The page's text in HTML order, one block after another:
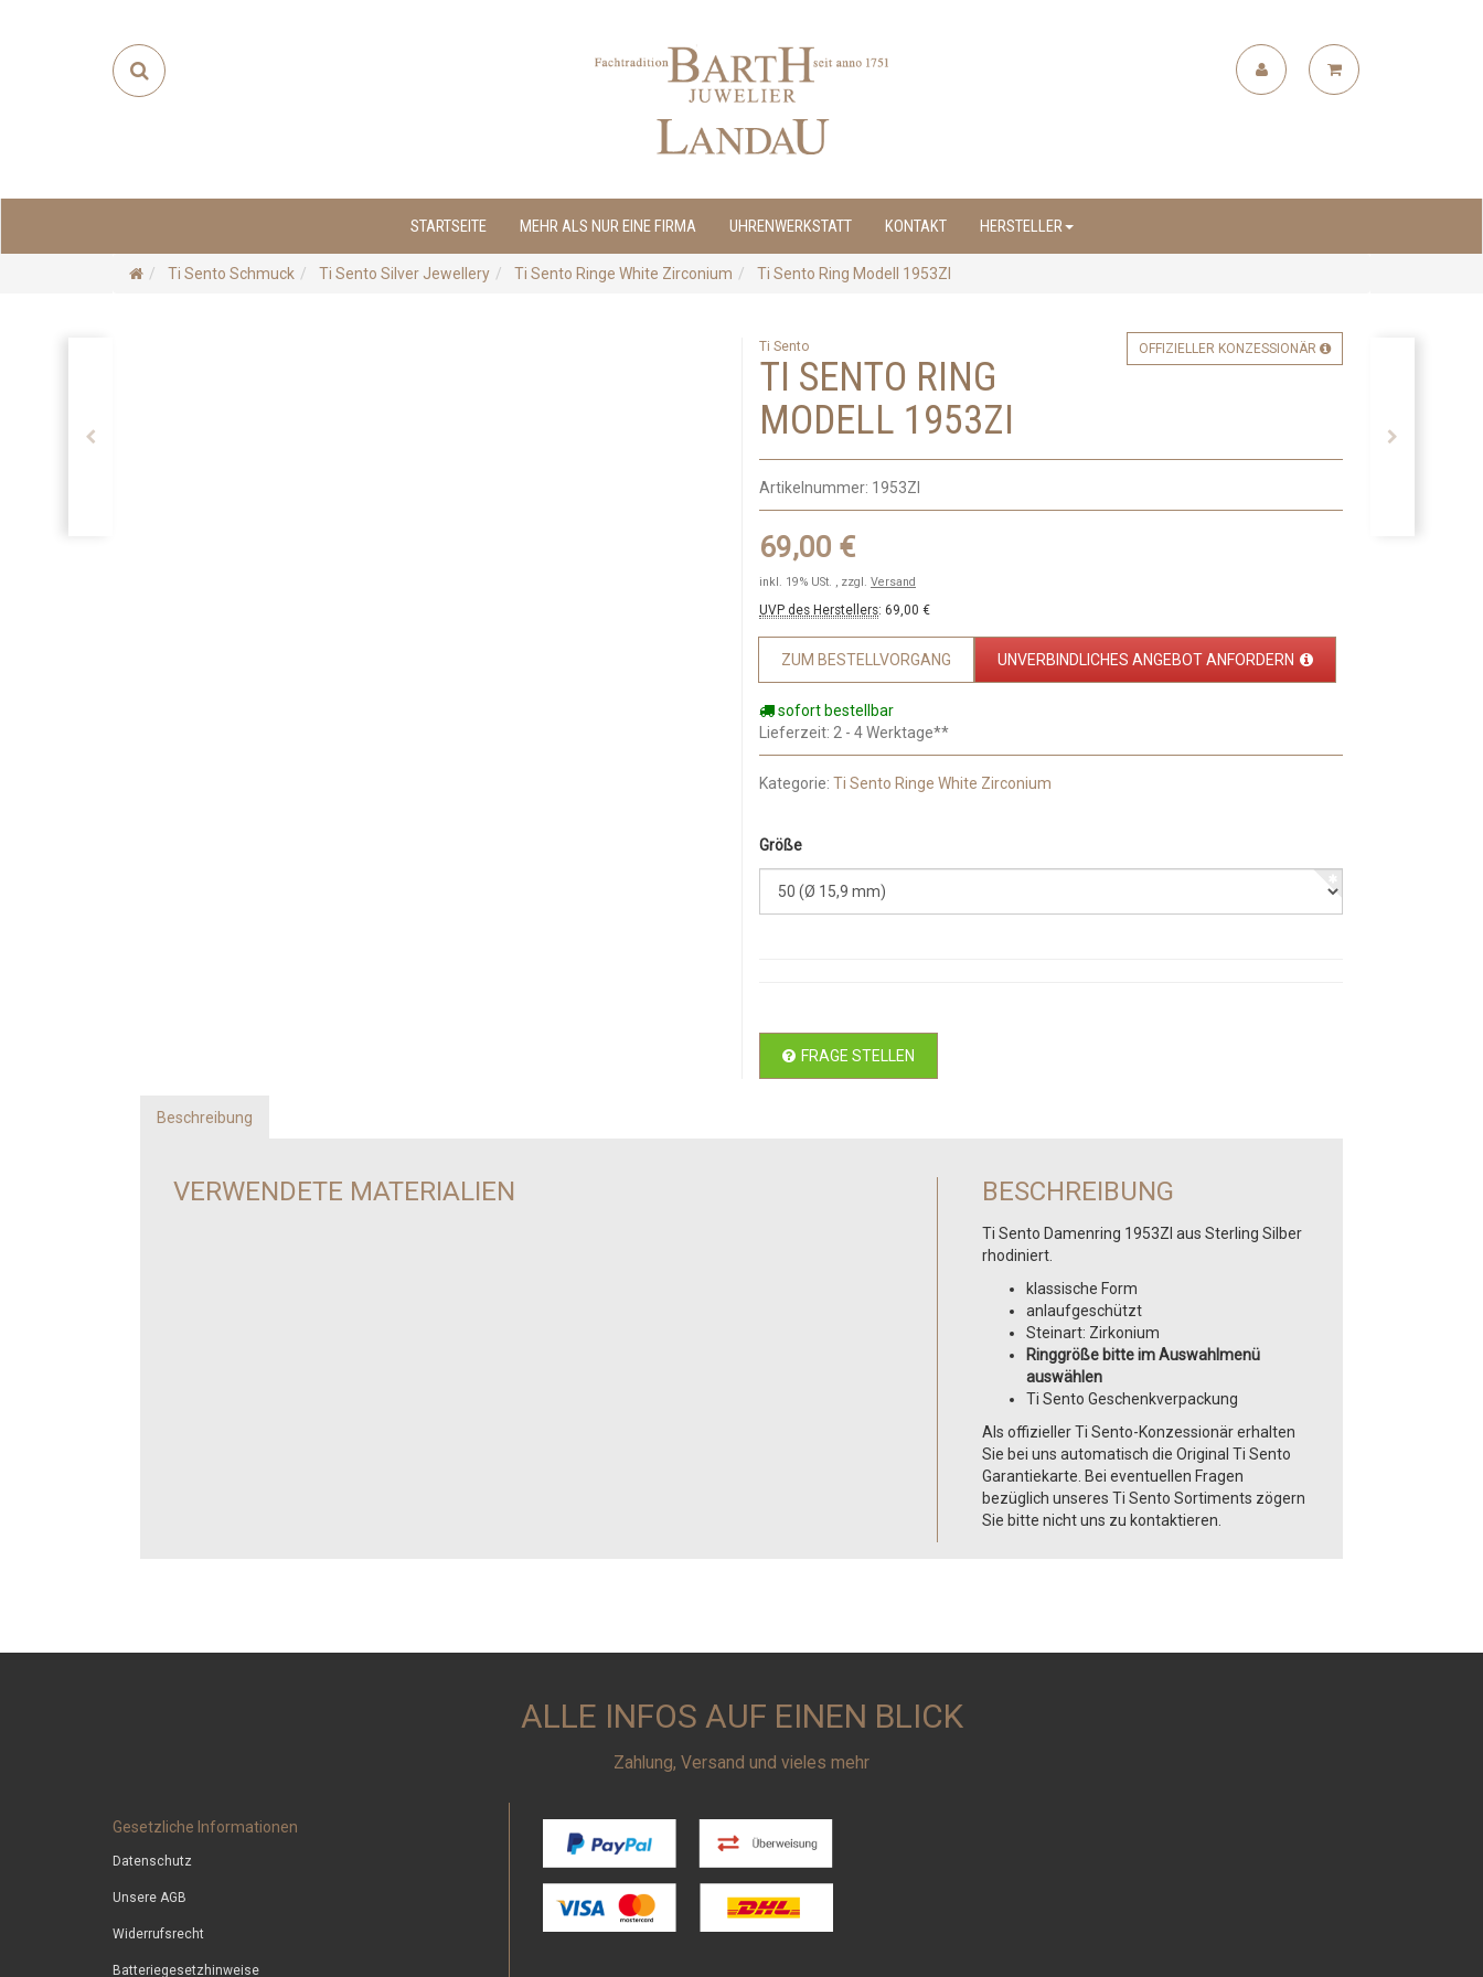
STARTSEITE MEHR ALS NUR EINE FIRMA UHRENWERKSTATT KONTAKT HERSTELLER
Ti Sento Schmuck Ti Sento Silver Jewellery Ti Sento Ringe White Zirconium Ti Sento Ring Modell 1953ZI
Ti Sento OFFIZIELLER KONZESSIONÄR
TI SENTO RING
MODELL 1953ZI
Artikelnummer: 1953ZI
69,00 €
inkl. 19% USt. , zzgl. Versand
UVP des Herstellers: 69,00 €
ZUM BESTELLVORGANG UNVERBINDLICHES ANGEBOT ANFORDERN
sofort bestellbar
Lieferzeit: 2 - 4 Werktage**
Kategorie: Ti Sento Ringe White Zirconium
Größe
FRAGE STELLEN
Beschreibung
VERWENDETE MATERIALIEN BESCHREIBUNG
Ti Sento Damenring 1953ZI aus Sterling Silber
rhodiniert.
klassische Form
anlaufgeschützt
Steinart: Zirkonium
Ringgröße bitte im Auswahlmenü
auswählen
Ti Sento Geschenkverpackung
Als offizieller Ti Sento-Konzessionär erhalten
Sie bei uns automatisch die Original Ti Sento
Garantiekarte. Bei eventuellen Fragen
bezüglich unseres Ti Sento Sortiments zögern
Sie bitte nicht uns zu kontaktieren.
ALLE INFOS AUF EINEN BLICK
Zahlung, Versand und vieles mehr
Gesetzliche Informationen
Datenschutz
Unsere AGB
Widerrufsrecht
Batteriegesetzhinweise